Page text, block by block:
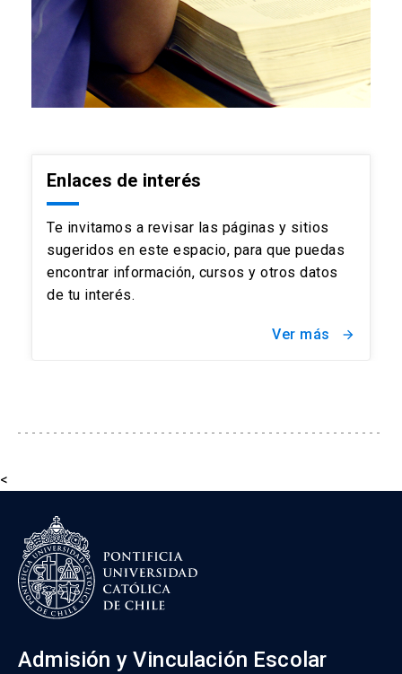
Enlaces de interés
Te invitamos a revisar las páginas y sitios
sugeridos en este espacio, para que puedas
encontrar información, cursos y otros datos
de tu interés.
Ver más arrow_forward
<
Admisión y Vinculación Escolar